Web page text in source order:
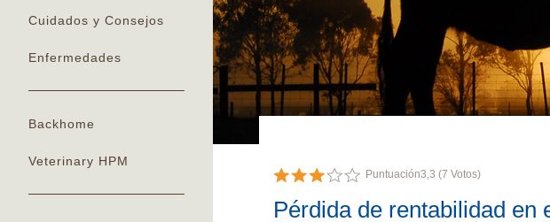
Cuidados y Consejos
Enfermedades
Backhome
Veterinary HPM
Puntuación3,3 (7 Votos)
Pérdida de rentabilidad en